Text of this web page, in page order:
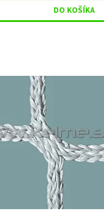
štadióny, za bránky na
Farba: biela Uvedená cena
30 m2 Pre